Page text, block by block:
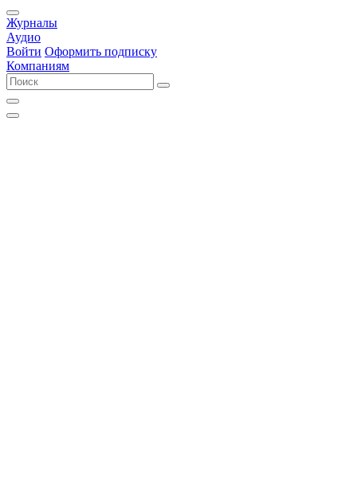
Журналы
Аудио
Войти Оформить подписку
Компаниям